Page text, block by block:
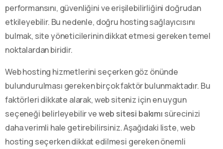
performansını, güvenliğini ve erişilebilirliğini doğrudan
etkileyebilir. Bu nedenle, doğru hosting sağlayıcısını
bulmak, site yöneticilerinin dikkat etmesi gereken temel
noktalardan biridir.
Web hosting hizmetlerini seçerken göz önünde
bulundurulması gereken birçok faktör bulunmaktadır. Bu
faktörleri dikkate alarak, web siteniz için en uygun
seçeneği belirleyebilir veweb sitesi bakımı sürecinizi
daha verimli hale getirebilirsiniz. Aşağıdaki liste, web
hosting seçerken dikkat edilmesi gereken önemli